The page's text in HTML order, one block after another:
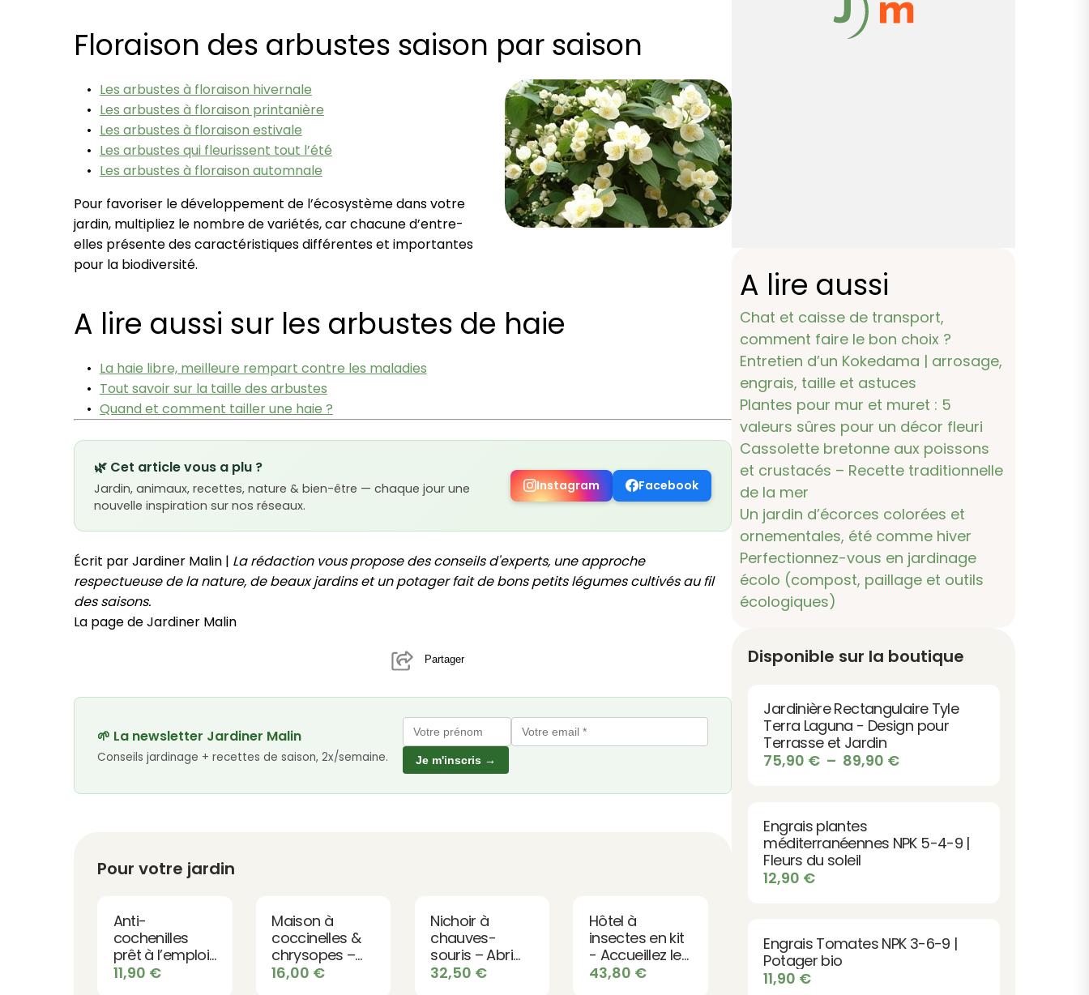
Floraison des arbustes saison par saison
Les arbustes à floraison hivernale
Les arbustes à floraison printanière
Les arbustes à floraison estivale
Les arbustes qui fleurissent tout l’été
Les arbustes à floraison automnale
Pour favoriser le développement de l’écosystème dans votre
jardin, multipliez le nombre de variétés, car chacune d’entre-
elles présente des caractéristiques différentes et importantes
pour la biodiversité.
A lire aussi sur les arbustes de haie
La haie libre, meilleure rempart contre les maladies
Tout savoir sur la taille des arbustes
Quand et comment tailler une haie ?
🌿 Cet article vous a plu ?
Jardin, animaux, recettes, nature & bien-être — chaque jour une
nouvelle inspiration sur nos réseaux.
Instagram Facebook
Écrit par Jardiner Malin | La rédaction vous propose des conseils d'experts, une approche
respectueuse de la nature, de beaux jardins et un potager fait de bons petits légumes cultivés au fil
des saisons.
La page de Jardiner Malin
Partager
🌱 La newsletter Jardiner Malin
Conseils jardinage + recettes de saison, 2x/semaine. Je m'inscris →
Pour votre jardin
Anti-
cochenilles
prêt à l’emploi |
Spray
11,90 €
Maison à
coccinelles &
chrysopes –
Abri insectes
16,00 €
Nichoir à
chauves-
souris – Abri
naturel anti-
32,50 €
Hôtel à
insectes en kit
- Accueillez les
auxiliaires de
43,80 €
A lire aussi
Chat et caisse de transport,
comment faire le bon choix ?
Entretien d’un Kokedama | arrosage,
engrais, taille et astuces
Plantes pour mur et muret : 5
valeurs sûres pour un décor fleuri
Cassolette bretonne aux poissons
et crustacés – Recette traditionnelle
de la mer
Un jardin d’écorces colorées et
ornementales, été comme hiver
Perfectionnez-vous en jardinage
écolo (compost, paillage et outils
écologiques)
Disponible sur la boutique
Jardinière Rectangulaire Tyle
Terra Laguna - Design pour
Terrasse et Jardin
75,90 € – 89,90 €Plage
à
89,90 €
Engrais plantes
méditerranéennes NPK 5-4-9 |
Fleurs du soleil
12,90 €
Engrais Tomates NPK 3-6-9 |
Potager bio
11,90 €